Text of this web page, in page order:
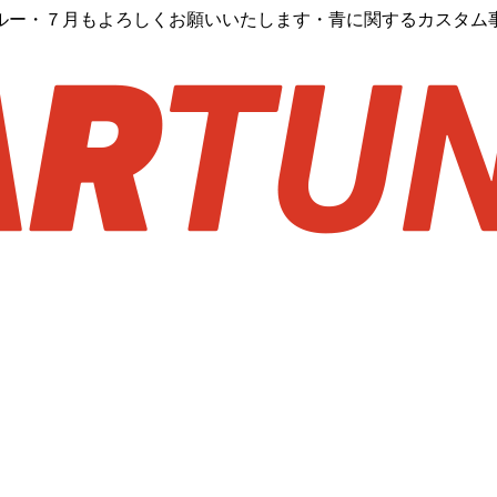
・７月もよろしくお願いいたします・青に関するカスタム